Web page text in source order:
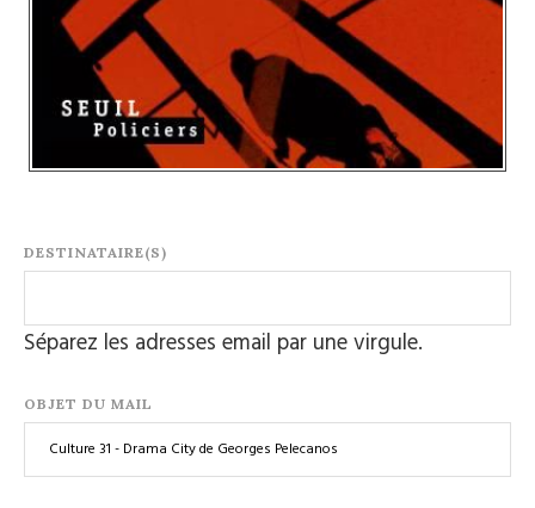
DESTINATAIRE(S)
Séparez les adresses email par une virgule.
OBJET DU MAIL